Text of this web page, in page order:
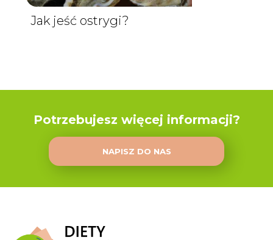
Jak jeść ostrygi?
Potrzebujesz więcej informacji?
NAPISZ DO NAS